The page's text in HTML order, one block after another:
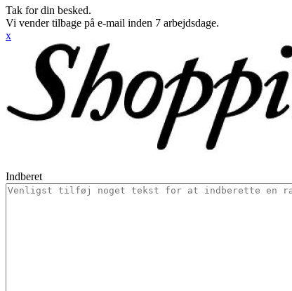
Tak for din besked.
Vi vender tilbage på e-mail inden 7 arbejdsdage.
x
Indberet